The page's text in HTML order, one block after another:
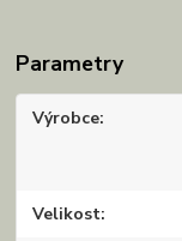
Parametry
Výrobce
Velikost